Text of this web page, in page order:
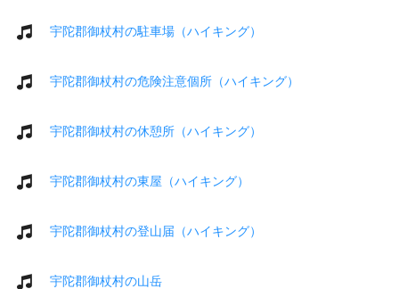
宇陀郡御杖村の駐車場（ハイキング）
宇陀郡御杖村の危険注意個所（ハイキング）
宇陀郡御杖村の休憩所（ハイキング）
宇陀郡御杖村の東屋（ハイキング）
宇陀郡御杖村の登山届（ハイキング）
宇陀郡御杖村の山岳